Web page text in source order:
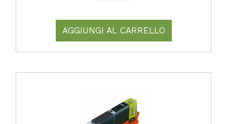
AGGIUNGI AL CARRELLO